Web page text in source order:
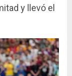
y llevó el